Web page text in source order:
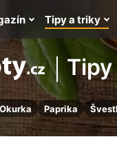
Okurka Paprika
Tipy a triky